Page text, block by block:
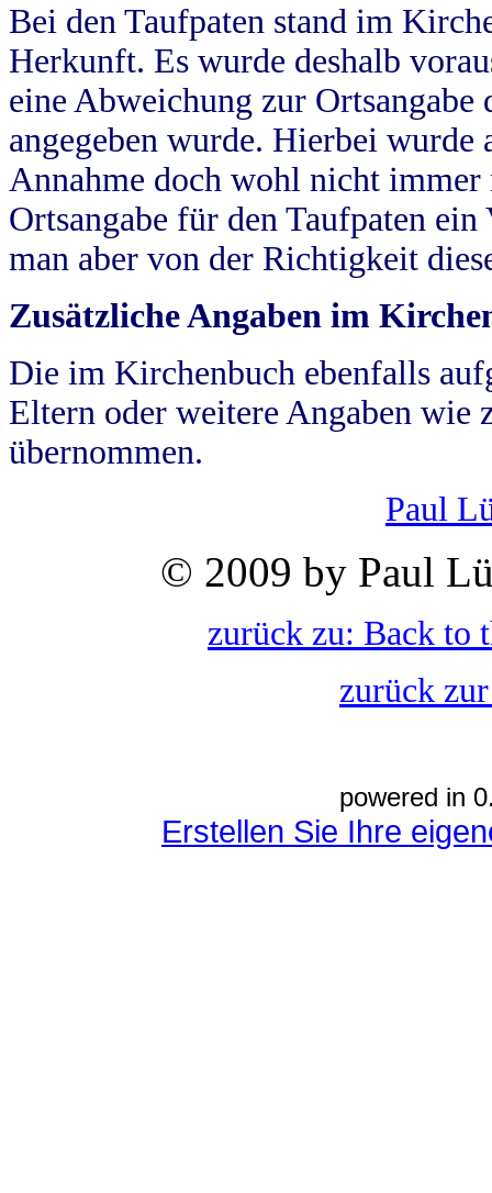
Bei den Taufpaten stand im
Herkunft. Es wurde deshalb
eine Abweichung zur
angegeben wurde. Hierbei wurde
Annahme doch wohl nicht
Ortsangabe für den Taufpaten
man aber von der Richtigkeit
Zusätzliche Angaben im
Die im Kirchenbuch ebenfalls
Eltern oder weitere Angaben wie
übernommen.
Paul
© 2009 by Paul
zurück zu: Back to
zurück
powered in
Erstellen Sie Ihre